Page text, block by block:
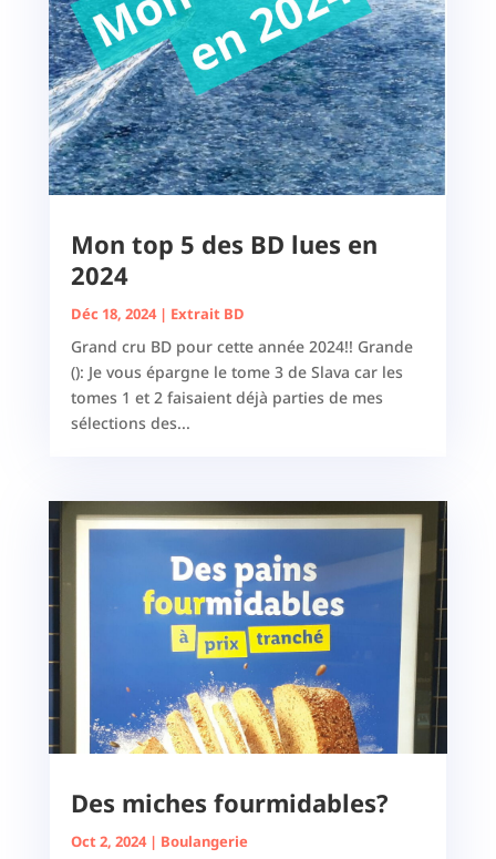
Mon top 5 des BD lues en
2024
Déc 18, 2024| Extrait BD
Grand cru BD pour cette année 2024!! Grande
(): Je vous épargne le tome 3 de Slava car les
tomes 1 et 2 faisaient déjà parties de mes
sélections des...
Des miches fourmidables?
Oct 2, 2024| Boulangerie